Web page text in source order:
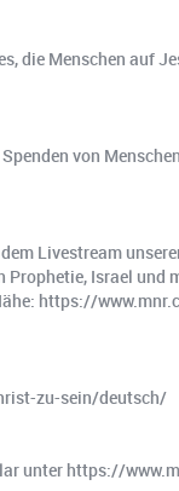
die Menschen auf
von
dem Livestream
Israel
https://
zu-sein/deutsch/
unter https://